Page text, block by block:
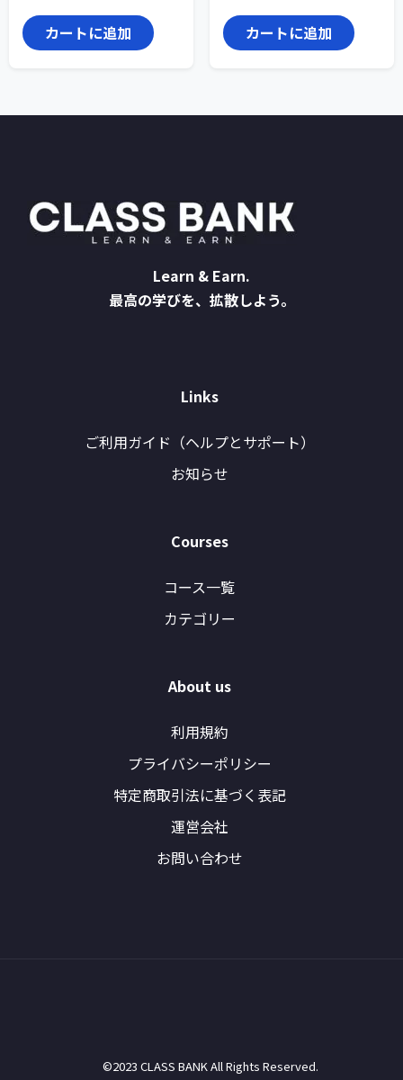
カートに追加 カートに追加
Learn & Earn.
最高の学びを、拡散しよう。
Links
ご利用ガイド（ヘルプとサポート）
お知らせ
Courses
コース一覧
カテゴリー
About us
利用規約
プライバシーポリシー
特定商取引法に基づく表記
運営会社
お問い合わせ
©2023 CLASS BANK All Rights Reserved.